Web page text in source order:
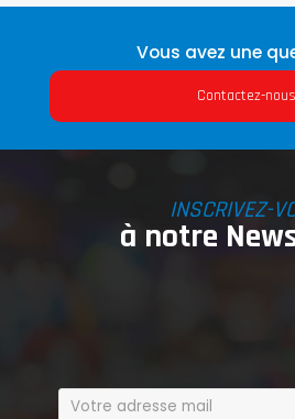
Vous avez une
Contactez-nous
INSCRIVEZ-
à notre